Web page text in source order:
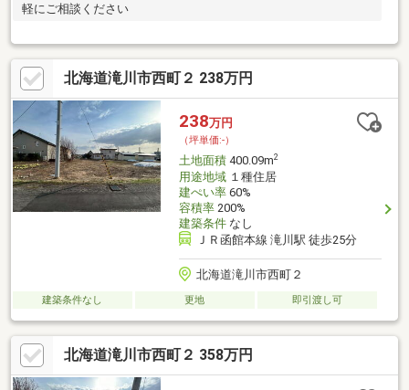
軽にご相談ください
北海道滝川市西町２ 238万円
238万円
（坪単価:-）
土地面積400.09m2
用途地域１種住居
建ぺい率60%
容積率200%
建築条件なし
ＪＲ函館本線 滝川駅 徒歩25分
北海道滝川市西町２
建築条件なし 更地 即引渡し可
北海道滝川市西町２ 358万円